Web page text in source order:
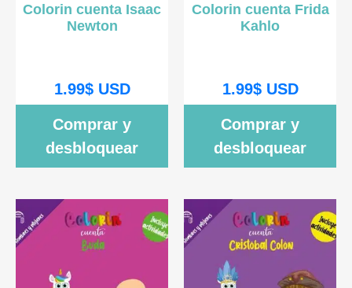
Colorin cuenta Isaac
Newton
1.99$USD
Comprar y
desbloquear
Colorin cuenta Frida
Kahlo
1.99$USD
Comprar y
desbloquear